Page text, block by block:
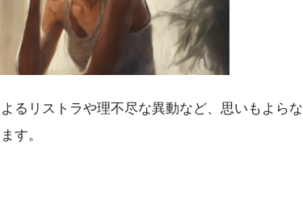
るリストラや理不尽な異動など、思いもよらな
す。